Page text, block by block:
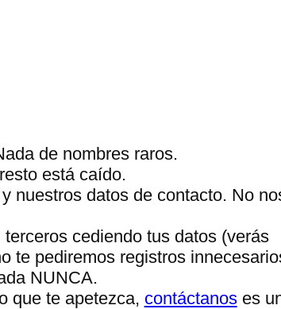
de nombres raros.
está caído.
nuestros datos de contacto. No
cediendo tus datos (verás
te pediremos registros
NUNCA.
que te apetezca, contáctanoses